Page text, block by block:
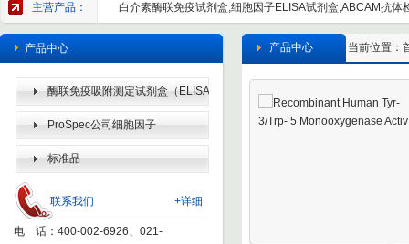
主营产品： 白介素酶联免疫试剂盒,细胞因子ELISA试剂盒,ABCAM抗体
产品中心
酶联免疫吸附测定试剂盒（ELISA
KIT） ProSpec公司细胞因子
标准品
+详细
联系我们
电 话：400-002-6926、021-
当前位置：
产品中心